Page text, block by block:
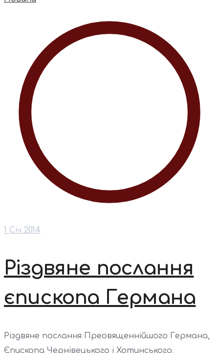
1 Січ 2014
Різдвяне послання
єпископа Германа
Різдвяне послання Преовященнійшого Германа,
Єпископа Чернівецького і Хотинського,